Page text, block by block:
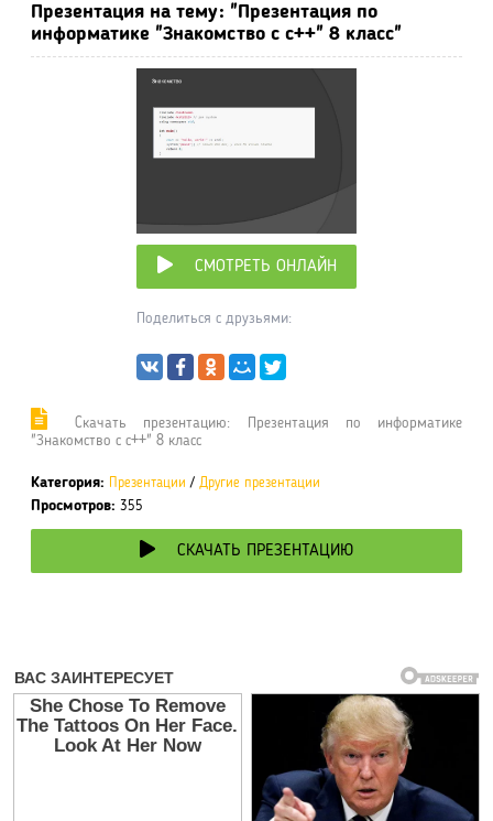
Презентация на тему: "Презентация по
информатике "Знакомство с с++" 8 класс"
СМОТРЕТЬ ОНЛАЙН
Поделиться с друзьями:
Cкачать презентацию: Презентация по информатике
"Знакомство с с++" 8 класс
Категория: Презентации / Другие презентации
Просмотров: 355
СКАЧАТЬ ПРЕЗЕНТАЦИЮ